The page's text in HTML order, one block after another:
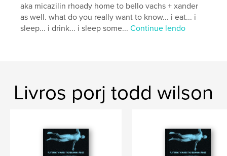
aka micazilin rhoady home to bello vachs + xander
as well. what do you really want to know... i eat... i
sleep... i drink... i sleep some...Continue lendo
Livros porj todd wilson